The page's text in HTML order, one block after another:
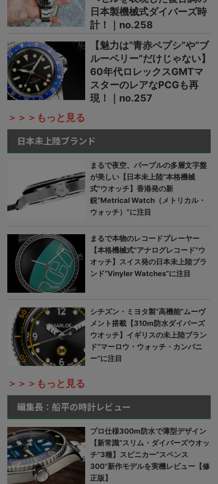
日本製機械式ダイバーズ時
計！｜no.258
【魅力は“青赤ペプシ”や“ブ
ルーベリー”だけじゃない】
60年代ロレックスGMTマ
スターのレアなPCGも再
現！｜no.257
＞＞＞もっと見る
日本未上陸ブランド
まるで夜空、パープルの多層文字盤
が美しい【日本未上陸“本格機械
式”ウオッチ】香港発の新
鋭“Metrical Watch（メトリカル・
ウォッチ）”に注目
まるで本物のレコードプレーヤー
【本格機械式“アナログレコード”ウ
オッチ】スイス発の日本未上陸ブラ
ンド“Vinyler Watches”に注目
シチズン・ミヨタ製“高機能”ムーヴ
メント搭載【310m防水ダイバーズ
ウオッチ】イギリスの未上陸ブラン
ド“マーロウ・ウォッチ・カンパニ
ー”に注目
＞＞＞もっと見る
編集長：船平の時計レビュー
プロ仕様300m防水で薄型デザイン
【新常識“スリム・ダイバーズウオッ
チ”3種】スピニカー“スペンス
300”新作モデルを実機レビュー【修
正版】